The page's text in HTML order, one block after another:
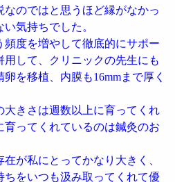
のではと思うほど縁がなかっ
気持ちでした。
度を増やして徹底的にサポー
用して、クリニックの先生にも
を移植、内膜も16mmまで厚く
大きさは週数以上に育ってくれ
ってくれているのは鍼灸のお
が私にとってかなり大きく、
をいつも汲み取ってくれて優